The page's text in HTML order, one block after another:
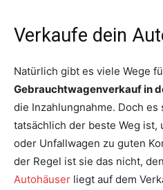
Verkaufe dein
Natürlich gibt es viele Wege
Gebrauchtwagenverkauf in
die Inzahlungnahme. Doch
tatsächlich der beste Weg ist,
oder Unfallwagen zu guten
der Regel ist sie das nicht,
Autohäuser liegt auf dem